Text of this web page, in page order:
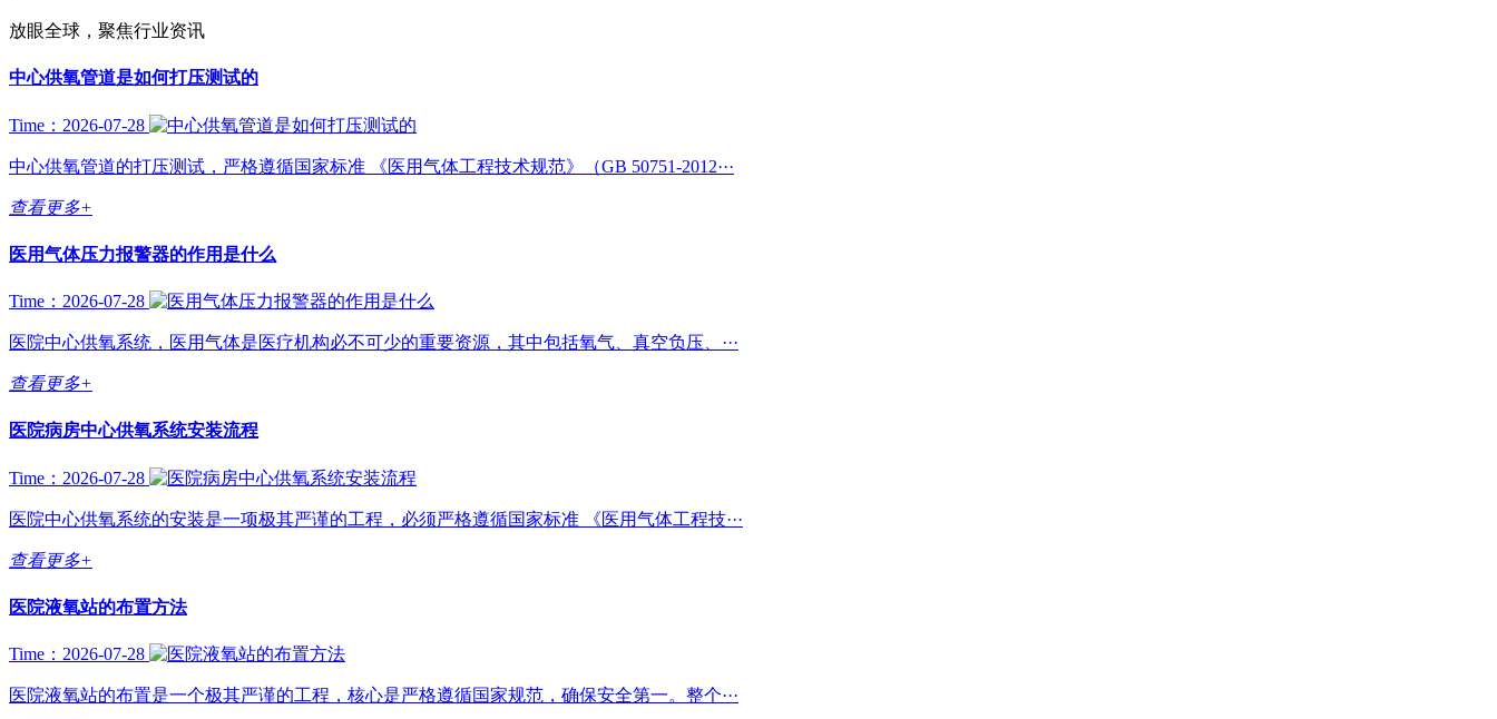
放眼全球，聚焦行业资讯
中心供氧管道是如何打压测试的
Time：2026-07-28
中心供氧管道的打压测试，严格遵循国家标准 《医用气体工程技术规范》（GB 50751-2012···
查看更多+
医用气体压力报警器的作用是什么
Time：2026-07-28
医院中心供氧系统，医用气体是医疗机构必不可少的重要资源，其中包括氧气、真空负压、···
查看更多+
医院病房中心供氧系统安装流程
Time：2026-07-28
医院中心供氧系统的安装是一项极其严谨的工程，必须严格遵循国家标准 《医用气体工程技···
查看更多+
医院液氧站的布置方法
Time：2026-07-28
医院液氧站的布置是一个极其严谨的工程，核心是严格遵循国家规范，确保安全第一。整个···